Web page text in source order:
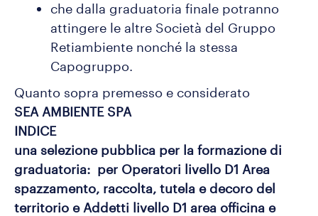
che dalla graduatoria finale potranno
attingere le altre Società del Gruppo
Retiambiente nonché la stessa
Capogruppo.
Quanto sopra premesso e considerato
SEA AMBIENTE SPA
INDICE
una selezione pubblica per la formazione di
graduatoria: per Operatori livello D1 Area
spazzamento, raccolta, tutela e decoro del
territorio e Addetti livello D1 area officina e